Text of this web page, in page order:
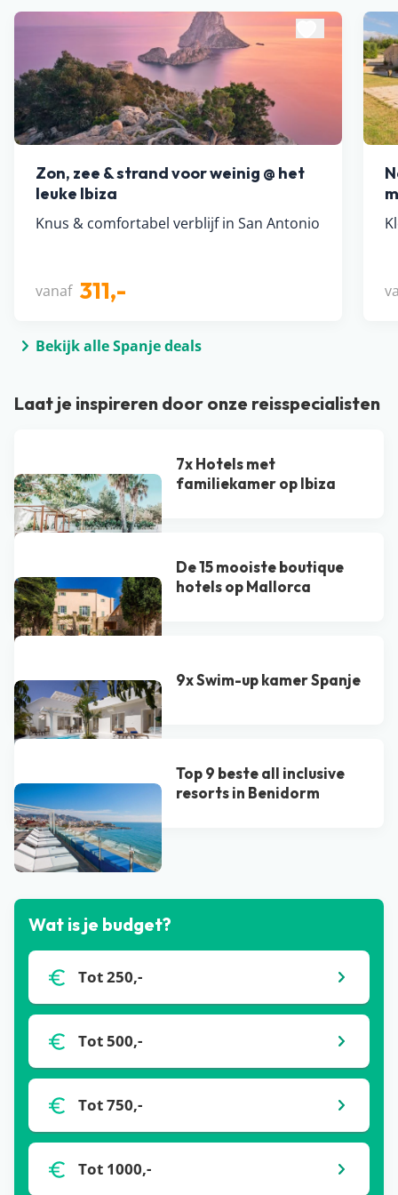
Zon, zee & strand voor weinig @ het
leuke Ibiza
Knus & comfortabel verblijf in San Antonio
vanaf 311,-
Bekijk alle Spanje deals
Laat je inspireren door onze reisspecialisten
7x Hotels met
familiekamer op Ibiza
De 15 mooiste boutique
hotels op Mallorca
9x Swim-up kamer Spanje
Top 9 beste all inclusive
resorts in Benidorm
Bekijk alle blogs
Wat is je budget?
Tot 250,-
Tot 500,-
Tot 750,-
Tot 1000,-